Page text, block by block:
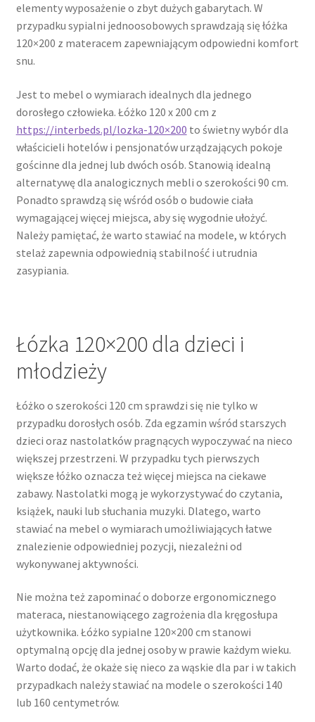
elementy wyposażenie o zbyt dużych gabarytach. W
przypadku sypialni jednoosobowych sprawdzają się łóżka
120×200 z materacem zapewniającym odpowiedni komfort
snu.
Jest to mebel o wymiarach idealnych dla jednego
dorosłego człowieka. Łóżko 120 x 200 cm z
https://interbeds.pl/lozka-120×200 to świetny wybór dla
właścicieli hotelów i pensjonatów urządzających pokoje
gościnne dla jednej lub dwóch osób. Stanowią idealną
alternatywę dla analogicznych mebli o szerokości 90 cm.
Ponadto sprawdzą się wśród osób o budowie ciała
wymagającej więcej miejsca, aby się wygodnie ułożyć.
Należy pamiętać, że warto stawiać na modele, w których
stelaż zapewnia odpowiednią stabilność i utrudnia
zasypiania.
Łózka 120×200 dla dzieci i
młodzieży
Łóżko o szerokości 120 cm sprawdzi się nie tylko w
przypadku dorosłych osób. Zda egzamin wśród starszych
dzieci oraz nastolatków pragnących wypoczywać na nieco
większej przestrzeni. W przypadku tych pierwszych
większe łóżko oznacza też więcej miejsca na ciekawe
zabawy. Nastolatki mogą je wykorzystywać do czytania,
książek, nauki lub słuchania muzyki. Dlatego, warto
stawiać na mebel o wymiarach umożliwiających łatwe
znalezienie odpowiedniej pozycji, niezależni od
wykonywanej aktywności.
Nie można też zapominać o doborze ergonomicznego
materaca, niestanowiącego zagrożenia dla kręgosłupa
użytkownika. Łóżko sypialne 120×200 cm stanowi
optymalną opcję dla jednej osoby w prawie każdym wieku.
Warto dodać, że okaże się nieco za wąskie dla par i w takich
przypadkach należy stawiać na modele o szerokości 140
lub 160 centymetrów.